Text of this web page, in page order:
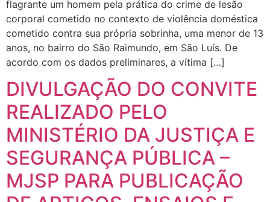
cometido contra sua própria sobrinha, uma menor de 13
anos, no bairro do São Raimundo, em São Luís. De
acordo com os dados preliminares, a vítima […]
DIVULGAÇÃO DO CONVITE
REALIZADO PELO
MINISTÉRIO DA JUSTIÇA E
SEGURANÇA PÚBLICA –
MJSP PARA PUBLICAÇÃO
DE ARTIGOS, ENSAIOS E